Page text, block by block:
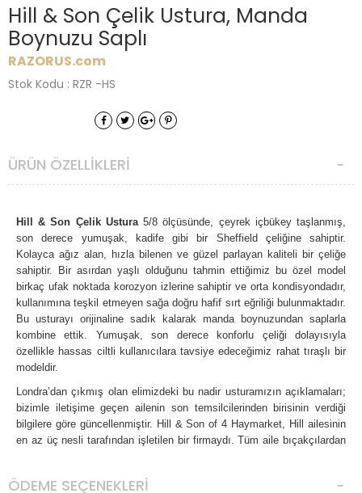
Hill & Son Çelik Ustura, Manda
Boynuzu Saplı
RAZORUS.com
Stok Kodu : RZR -HS
ÜRÜN ÖZELLIKLERI
Hill & Son Çelik Ustura5/8 ölçüsünde, çeyrek içbükey taşlanmış,
son derece yumuşak, kadife gibi bir Sheffield çeliğine sahiptir.
Kolayca ağız alan, hızla bilenen ve güzel parlayan kaliteli bir çeliğe
sahiptir. Bir asırdan yaşlı olduğunu tahmin ettiğimiz bu özel model
birkaç ufak noktada korozyon izlerine sahiptir ve orta kondisyondadır,
kullanımına teşkil etmeyen sağa doğru hafif sırt eğriliği bulunmaktadır.
Bu usturayı orijinaline sadık kalarak manda boynuzundan saplarla
kombine ettik. Yumuşak, son derece konforlu çeliği dolayısıyla
özellikle hassas ciltli kullanıcılara tavsiye edeceğimiz rahat tıraşlı bir
modeldir.
Londra’dan çıkmış olan elimizdeki bu nadir usturamızın açıklamaları;
bizimle iletişime geçen ailenin son temsilcilerinden birisinin verdiği
bilgilere göre güncellenmiştir. Hill & Son of 4 Haymarket, Hill ailesinin
en az üç nesli tarafından işletilen bir firmaydı. Tüm aile bıçakçılardan
ÖDEME SEÇENEKLERI